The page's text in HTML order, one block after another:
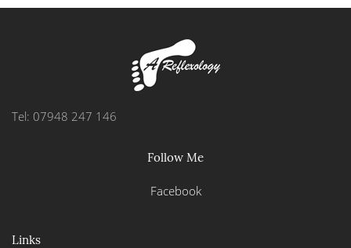
Tel: 07948 247 146
Follow Me
Facebook
Links